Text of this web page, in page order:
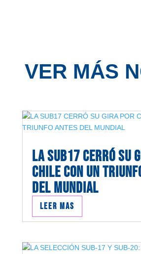
VER MÁS
LA SUB17 CERRÓ SU
CHILE CON UN
DEL MUNDIAL
Leer mas